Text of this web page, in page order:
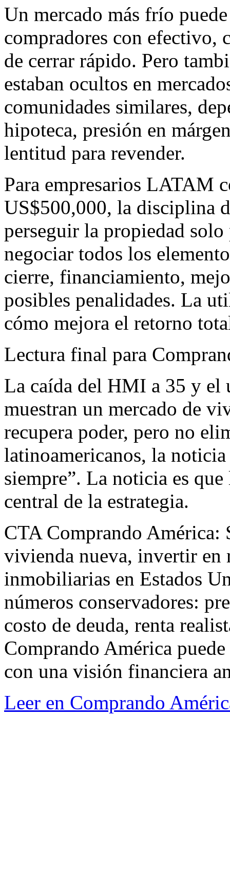
Un mercado más frío
compradores con efectivo,
de cerrar rápido. Pero
estaban ocultos en
comunidades similares,
hipoteca, presión en
lentitud para revender.
Para empresarios LATAM
US$500,000, la disciplina
perseguir la propiedad
negociar todos los
cierre, financiamiento,
posibles penalidades. La
cómo mejora el retorno
Lectura final para
La caída del HMI a 35 y el
muestran un mercado de
recupera poder, pero no
latinoamericanos, la noticia
siempre”. La noticia es
central de la estrategia.
CTA Comprando América:
vivienda nueva, invertir en
inmobiliarias en Estados
números conservadores:
costo de deuda, renta
Comprando América
con una visión financiera
Leer en Comprando